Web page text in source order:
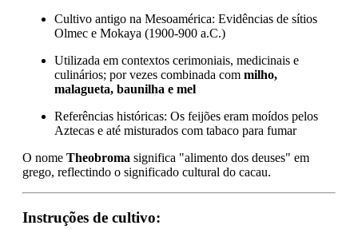
Cultivo antigo na Mesoamérica: Evidências de sítios
Olmec e Mokaya (1900-900 a.C.)
Utilizada em contextos cerimoniais, medicinais e
culinários; por vezes combinada com milho,
malagueta, baunilha e mel
Referências históricas: Os feijões eram moídos pelos
Aztecas e até misturados com tabaco para fumar
O nome Theobroma significa "alimento dos deuses" em
grego, reflectindo o significado cultural do cacau.
Instruções de cultivo: